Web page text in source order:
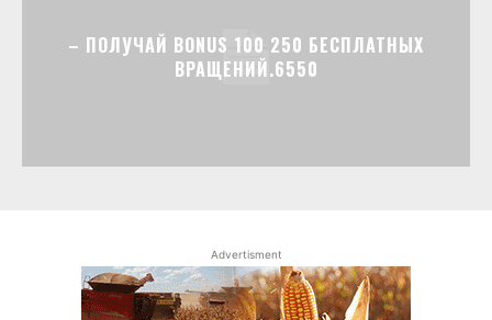
– ПОЛУЧАЙ BONUS 100 250 БЕСПЛАТНЫХ
ВРАЩЕНИЙ.6550
Advertisment